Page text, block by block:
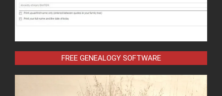
FREE GENEALOGY SOFTWARE